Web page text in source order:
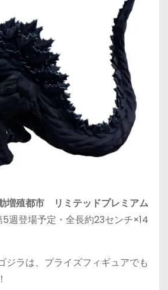
増殖都市 リミテッドプレミアム
5週登場予定・全長約23センチ×14
ジラは、プライズフィギュアでも